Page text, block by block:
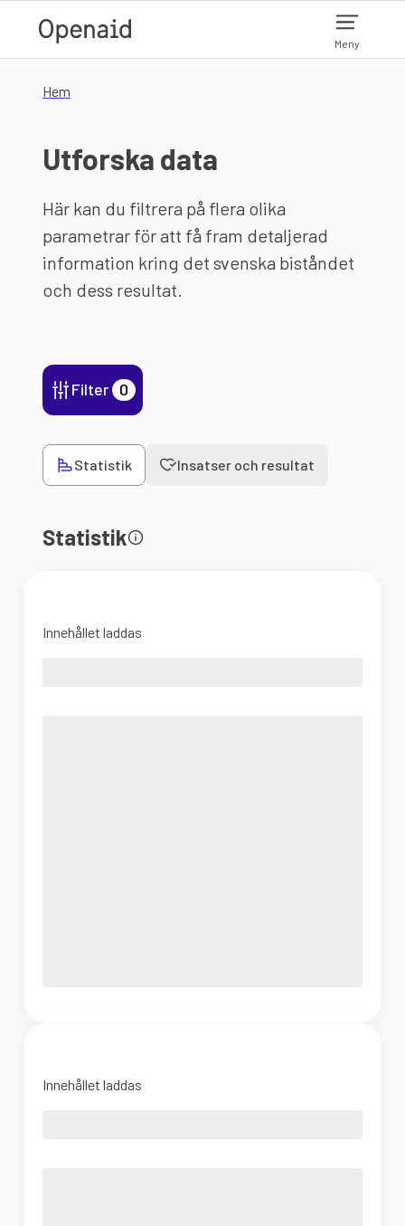
Meny
Hem
Utforska data
Här kan du filtrera på flera olika
parametrar för att få fram detaljerad
information kring det svenska biståndet
och dess resultat.
Filter 0
Statistik Insatser och resultat
Statistik
Innehållet laddas
Innehållet laddas